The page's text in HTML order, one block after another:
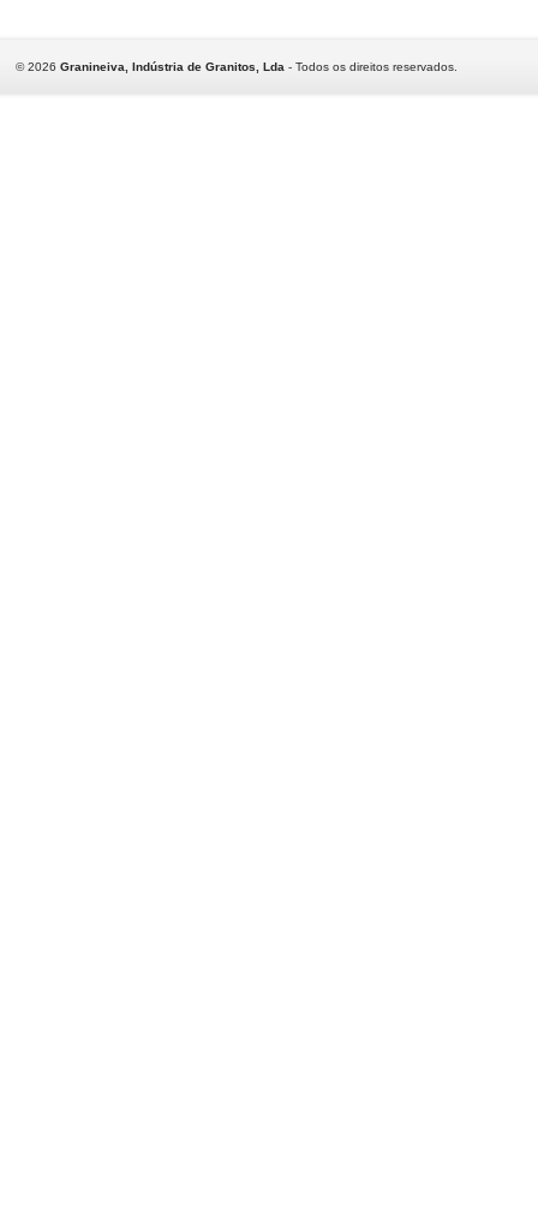
©2026 Granineiva, Indústria de Granitos, Lda - Todos os direitos reservados.